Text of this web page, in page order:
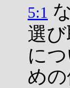
5:1
選
に
め